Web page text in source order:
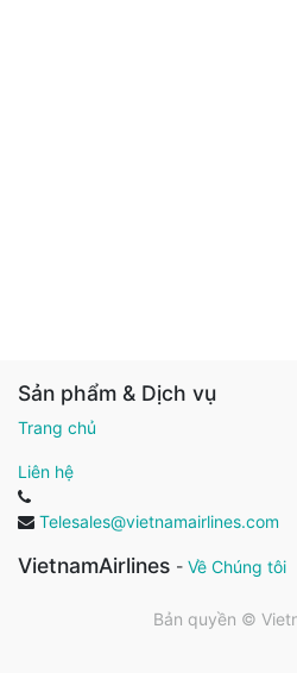
Sản phẩm & Dịch vụ
Trang chủ
Liên hệ
Telesales@vietnamairlines.com
VietnamAirlines - Về Chúng tôi
Bản quyền ©